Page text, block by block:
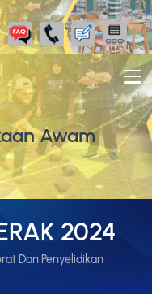
Awam
2024
Dan Penyelidikan